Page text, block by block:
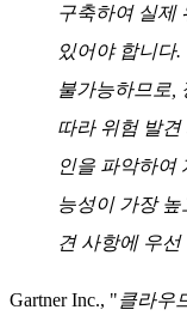
구축하여 실제
있어야 합니다
불가능하므로,
따라 위험 발
인을 파악하여
능성이 가장
견 사항에 우
Gartner Inc., "클라우